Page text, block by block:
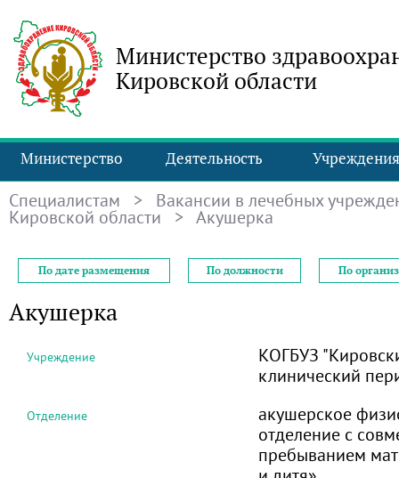
Министерство
Кировской области
Министерство Деятельность Учреждения
Специалистам > Вакансии в лечебных
Кировской области > Акушерка
По дате размещения По должности По
Акушерка
Учреждение
КОГБУЗ
клинический
Отделение
акушерское
отделение с
пребыванием